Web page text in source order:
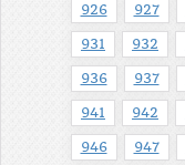
926 927
931 932
936 937
941 942
946 947